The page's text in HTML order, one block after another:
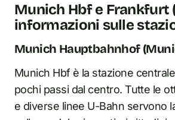
Munich Hbf e Frankfurt
informazioni sulle
Munich Hauptbahnhof
Munich Hbf è la stazione
pochi passi dal centro. Tutte le
e diverse linee U-Bahn servono